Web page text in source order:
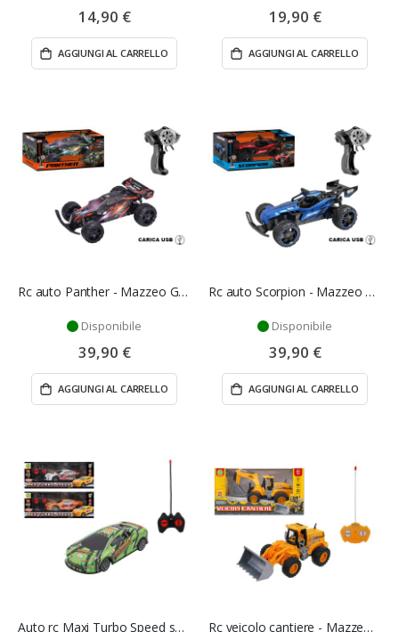
14,90 €
AGGIUNGI AL CARRELLO
19,90 €
AGGIUNGI AL CARRELLO
Rc auto Panther - Mazzeo Giocattoli
Disponibile
39,90 €
AGGIUNGI AL CARRELLO
Rc auto Scorpion - Mazzeo Giocattoli
Disponibile
39,90 €
AGGIUNGI AL CARRELLO
Auto rc Maxi Turbo Speed scala 1/24 - Mazzeo Giocattoli Rc veicolo cantiere - Mazzeo Giocattoli